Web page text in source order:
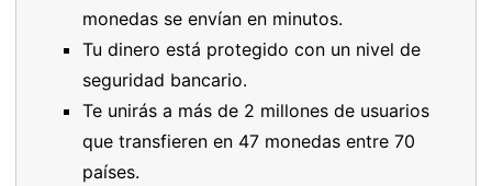
monedas se envían en minutos.
Tu dinero está protegido con un nivel de
seguridad bancario.
Te unirás a más de 2 millones de usuarios
que transfieren en 47 monedas entre 70
países.